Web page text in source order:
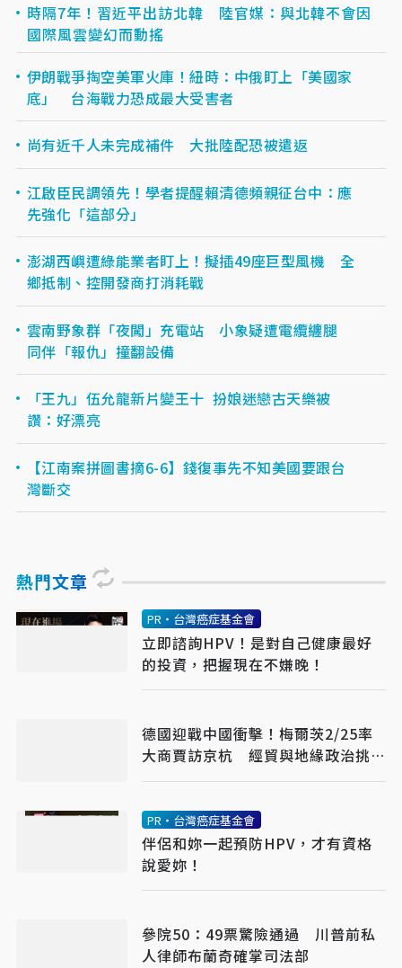
時隔7年！習近平出訪北韓 陸官媒：與北韓不會因
國際風雲變幻而動搖
伊朗戰爭掏空美軍火庫！紐時：中俄盯上「美國家
底」 台海戰力恐成最大受害者
尚有近千人未完成補件 大批陸配恐被遣返
江啟臣民調領先！學者提醒賴清德頻親征台中：應
先強化「這部分」
澎湖西嶼遭綠能業者盯上！擬插49座巨型風機 全
鄉抵制、控開發商打消耗戰
雲南野象群「夜闖」充電站 小象疑遭電纜纏腿
同伴「報仇」撞翻設備
「王九」伍允龍新片變王十 扮娘迷戀古天樂被
讚：好漂亮
【江南案拼圖書摘6-6】錢復事先不知美國要跟台
灣斷交
熱門文章
PR・台灣癌症基金會
立即諮詢HPV！是對自己健康最好
的投資，把握現在不嫌晚！
德國迎戰中國衝擊！梅爾茨2/25率
大商賈訪京杭 經貿與地緣政治挑戰
並行
PR・台灣癌症基金會
伴侶和妳一起預防HPV，才有資格
說愛妳！
參院50：49票驚險通過 川普前私
人律師布蘭奇確掌司法部